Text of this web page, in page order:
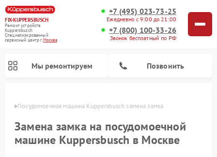
FIX-KUPPERSBUSCH
Ремонт устройств
Kuppersbusch
Специализированный
cервисный центр г.Москва
+7 (495) 023-73-25
Ежедневно с 9:00 до 21:00
+7 (800) 100-33-26
Звонок бесплатный по РФ
Мы ремонтируем Позвонить
Посудомоечная машина Kuppersbusch замена замка
Замена замка на посудомоечной
машине Kuppersbusch в Москве